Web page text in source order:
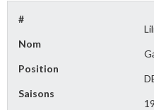
#
Nom
Position
Saisons